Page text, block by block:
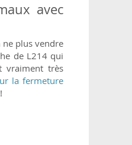
avec
ne plus vendre
de L214 qui
vraiment très
la fermeture